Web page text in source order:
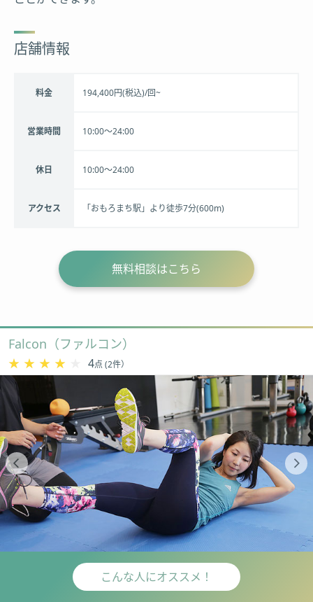
店舗情報
料金 194,400円(税込)/回~
営業時間 10:00〜24:00
休日 10:00〜24:00
アクセス 「おもろまち駅」より徒歩7分(600m)
無料相談はこちら
Falcon（ファルコン）
★★★★★
★★★★★ 4点 (2件）
こんな人にオススメ！